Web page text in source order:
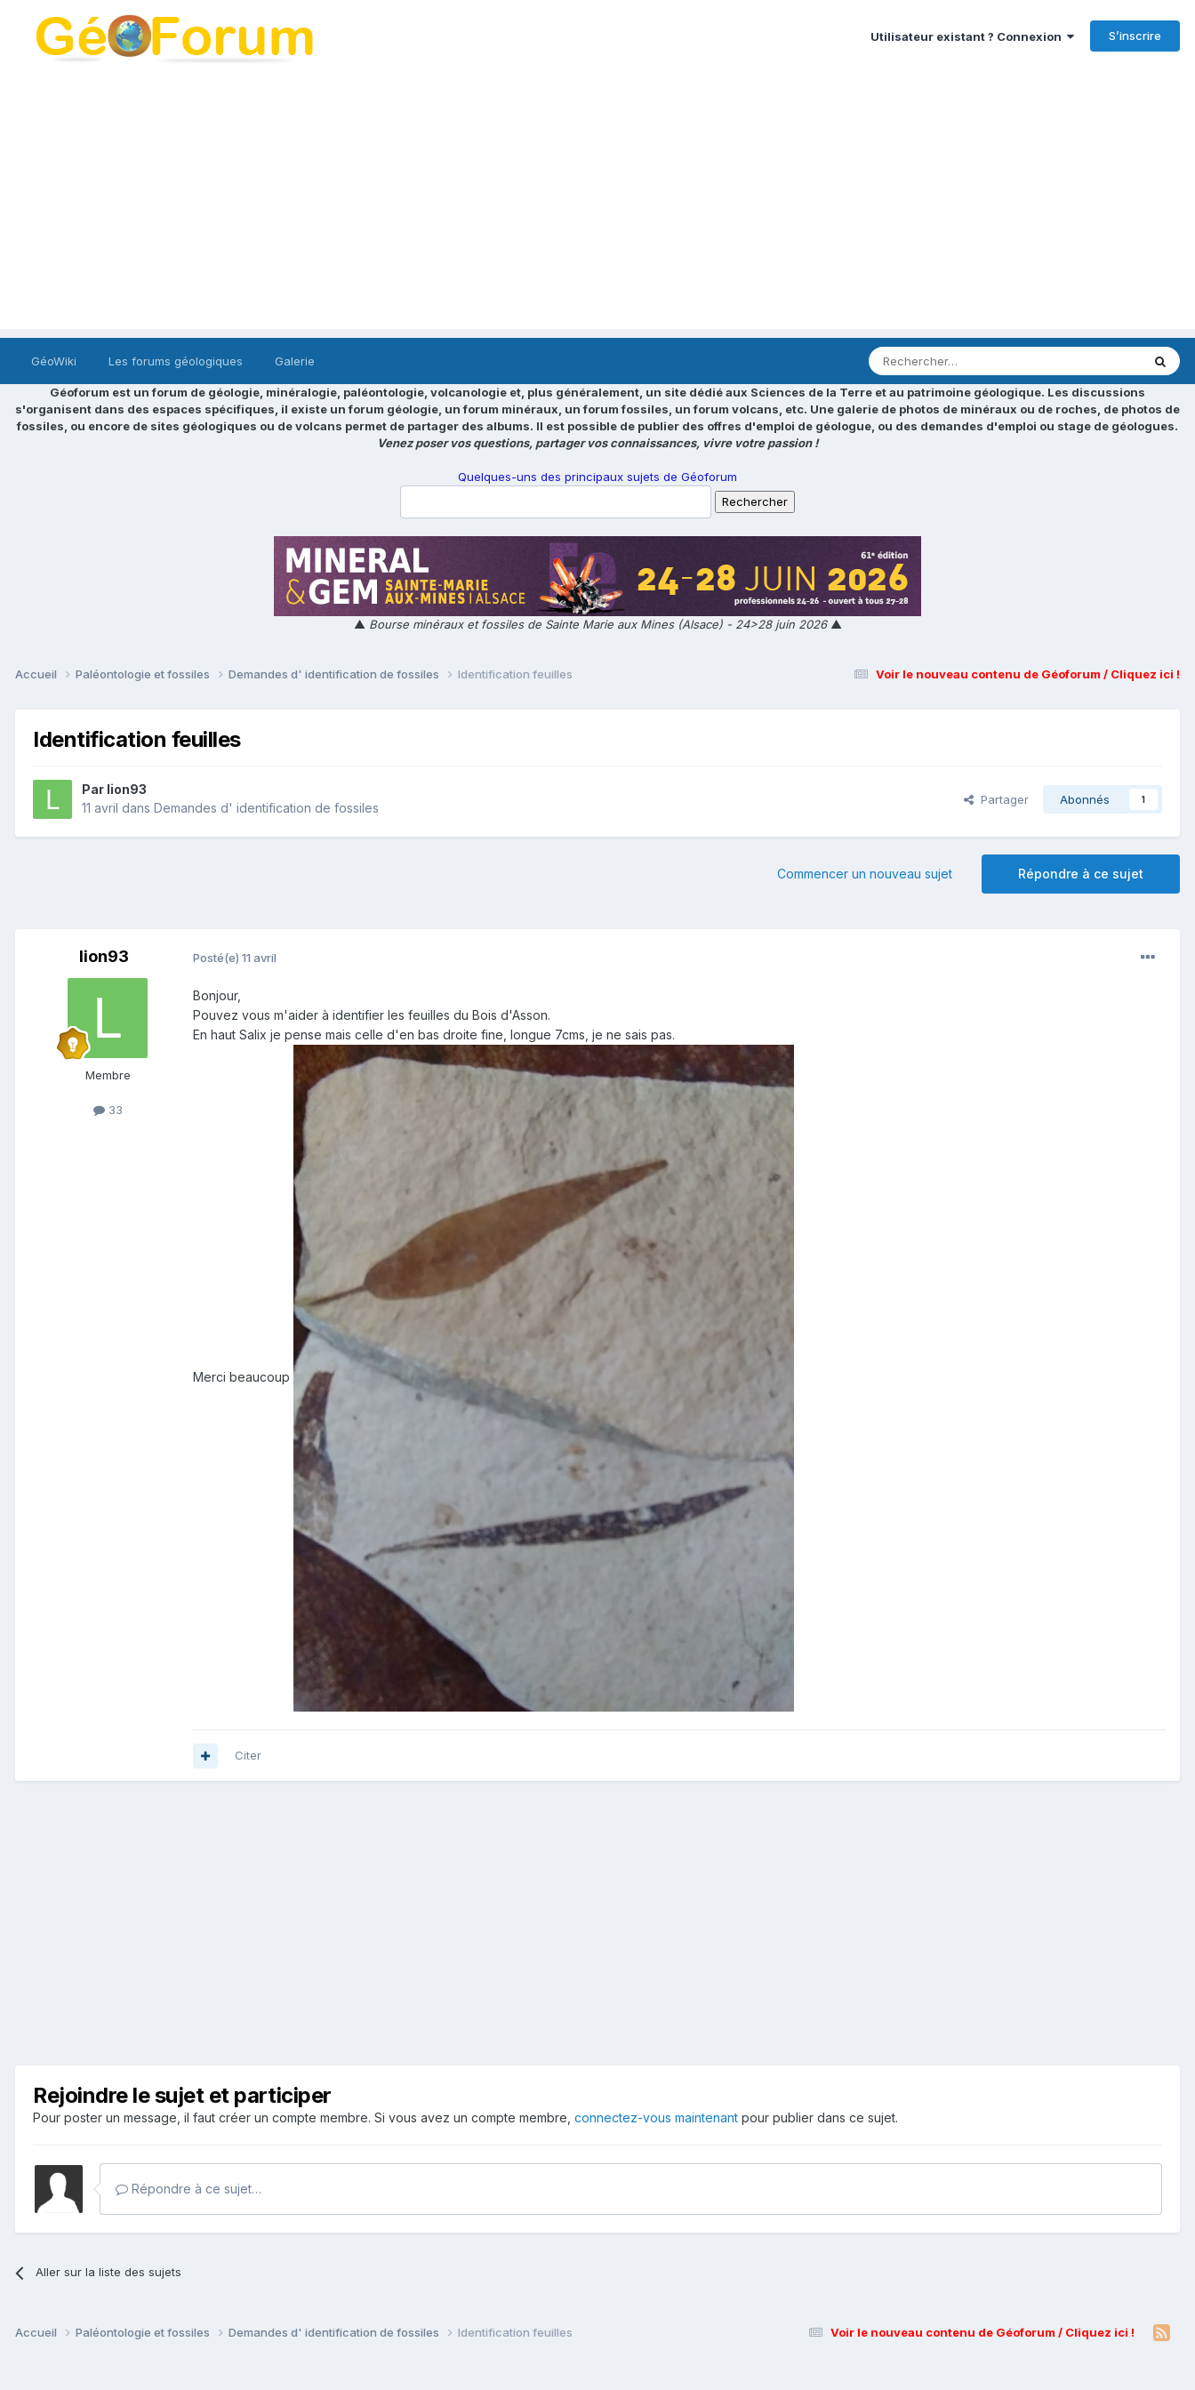
Utilisateur existant ? Connexion S’inscrire
GéoWiki Les forums géologiques Galerie
Géoforum est un forum de géologie, minéralogie, paléontologie, volcanologie et, plus généralement, un site dédié aux Sciences de la Terre et au patrimoine géologique. Les discussions
s'organisent dans des espaces spécifiques, il existe un forum géologie, un forum minéraux, un forum fossiles, un forum volcans, etc. Une galerie de photos de minéraux ou de roches, de photos de
fossiles, ou encore de sites géologiques ou de volcans permet de partager des albums. Il est possible de publier des offres d'emploi de géologue, ou des demandes d'emploi ou stage de géologues.
Venez poser vos questions, partager vos connaissances, vivre votre passion !
Quelques-uns des principaux sujets de Géoforum
▲ Bourse minéraux et fossiles de Sainte Marie aux Mines (Alsace) - 24>28 juin 2026▲
Voir le nouveau contenu de Géoforum / Cliquez ici !
Accueil Paléontologie et fossiles Demandes d' identification de fossiles Identification feuilles
Identification feuilles
Par lion93
11 avril dans Demandes d' identification de fossiles
Partager Abonnés 1
Répondre à ce sujet
Commencer un nouveau sujet
lion93
Membre
33
Posté(e) 11 avril
Bonjour,
Pouvez vous m'aider à identifier les feuilles du Bois d'Asson.
En haut Salix je pense mais celle d'en bas droite fine, longue 7cms, je ne sais pas.
Merci beaucoup
Citer
Rejoindre le sujet et participer
Pour poster un message, il faut créer un compte membre. Si vous avez un compte membre, connectez-vous maintenant pour publier dans ce sujet.
Répondre à ce sujet…
Aller sur la liste des sujets
Voir le nouveau contenu de Géoforum / Cliquez ici !
Accueil Paléontologie et fossiles Demandes d' identification de fossiles Identification feuilles